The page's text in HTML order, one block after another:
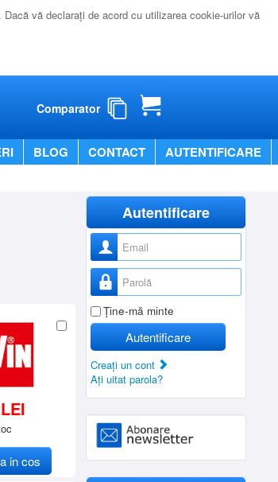
Dacă vă declaraţi de acord cu utilizarea cookie-urilor vă
Comparator
BLOG CONTACT AUTENTIFICARE
in cos
Autentificare
Nume utilizator
Parolă
Ţine-mă minte
Autentificare
Creaţi un cont
Aţi uitat parola?